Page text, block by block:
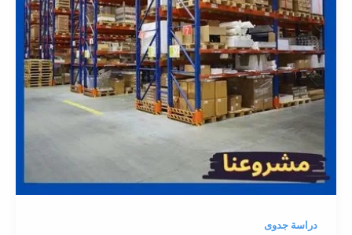
دراسة جدوى